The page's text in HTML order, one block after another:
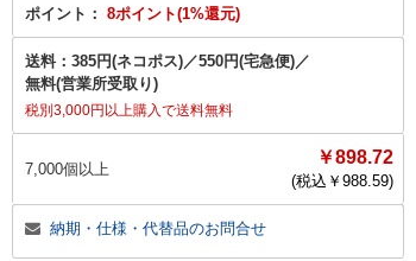
ポイント： 8ポイント(1%還元)
送料： 385円(ネコポス)／550円(宅急便)／
無料(営業所受取り)
税別3,000円以上購入で送料無料
7,000個以上
￥898.72
(税込￥ 988.59)
納期・仕様・代替品のお問合せ